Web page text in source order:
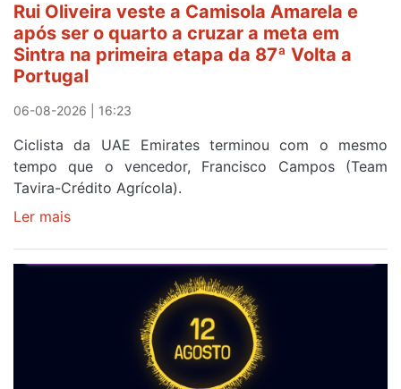
Rui Oliveira veste a Camisola Amarela e
após ser o quarto a cruzar a meta em
Sintra na primeira etapa da 87ª Volta a
Portugal
06-08-2026 | 16:23
Ciclista da UAE Emirates terminou com o mesmo
tempo que o vencedor, Francisco Campos (Team
Tavira-Crédito Agrícola).
Ler mais
Oliveira